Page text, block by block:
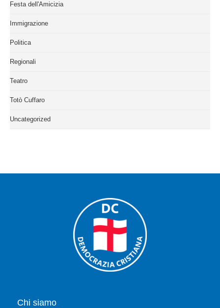
Festa dell'Amicizia
Immigrazione
Politica
Regionali
Teatro
Totò Cuffaro
Uncategorized
Chi siamo